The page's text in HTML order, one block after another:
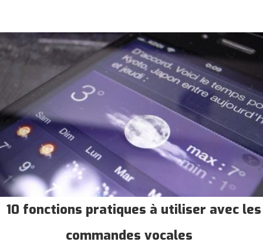
10 fonctions pratiques à utiliser avec les
commandes vocales